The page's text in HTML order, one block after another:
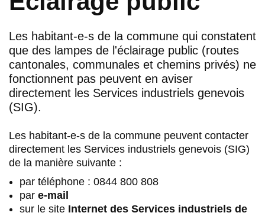
Les habitant-e-s de la commune qui constatent
que des lampes de l'éclairage public (routes
cantonales, communales et chemins privés) ne
fonctionnent pas peuvent en aviser
directement les Services industriels genevois
(SIG).
Les habitant-e-s de la commune peuvent contacter
directement les Services industriels genevois (SIG)
de la manière suivante :
par téléphone : 0844 800 808
par e-mail
sur le site Internet des Services industriels de